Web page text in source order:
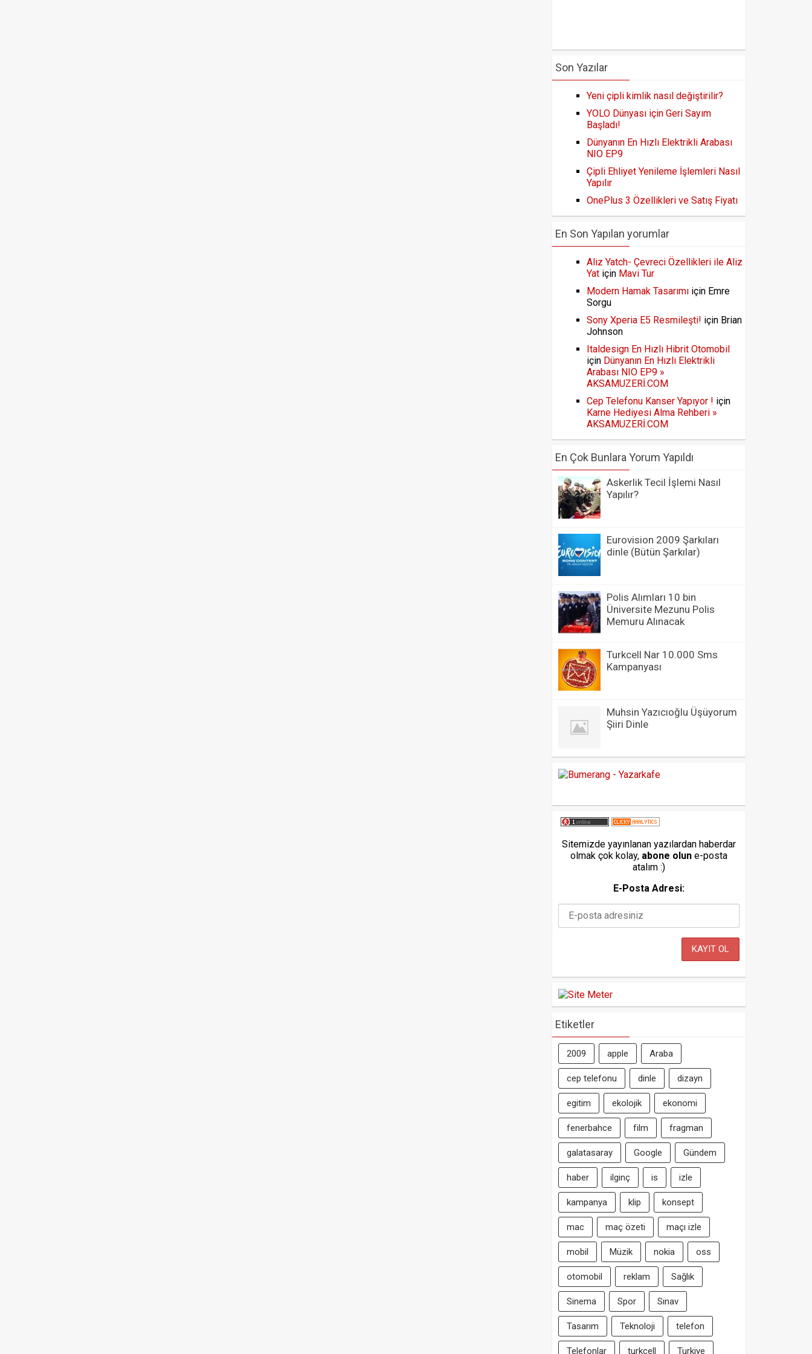
Son Yazılar
Yeni çipli kimlik nasıl değiştirilir?
YOLO Dünyası için Geri Sayım
Başladı!
Dünyanın En Hızlı Elektrikli Arabası
NIO EP9
Çipli Ehliyet Yenileme İşlemleri Nasıl
Yapılır
OnePlus 3 Özellikleri ve Satış Fiyatı
En Son Yapılan yorumlar
Aliz Yatch- Çevreci Özellikleri ile Aliz
Yat için Mavi Tur
Modern Hamak Tasarımı için Emre
Sorgu
Sony Xperia E5 Resmileşti! için Brian
Johnson
Italdesign En Hızlı Hibrit Otomobil
için Dünyanın En Hızlı Elektrikli
Arabası NIO EP9 »
AKSAMUZERİ.COM
Cep Telefonu Kanser Yapıyor ! için
Karne Hediyesi Alma Rehberi »
AKSAMUZERİ.COM
En Çok Bunlara Yorum Yapıldı
Askerlik Tecil İşlemi Nasıl
Yapılır?
Eurovision 2009 Şarkıları
dinle (Bütün Şarkılar)
Polis Alımları 10 bin
Üniversite Mezunu Polis
Memuru Alınacak
Turkcell Nar 10.000 Sms
Kampanyası
Muhsin Yazıcıoğlu Üşüyorum
Şiiri Dinle
Sitemizde yayınlanan yazılardan haberdar
olmak çok kolay, abone olun e-posta
atalım :)
E-Posta Adresi:
Etiketler
2009 apple Araba
cep telefonu dinle dizayn
egitim ekolojik ekonomi
fenerbahce film fragman
galatasaray Google Gündem
haber ilginç is izle
kampanya klip konsept
mac maç özeti maçı izle
mobil Müzik nokia oss
otomobil reklam Sağlık
Sinema Spor Sınav
Tasarım Teknoloji telefon
Telefonlar turkcell Turkiye